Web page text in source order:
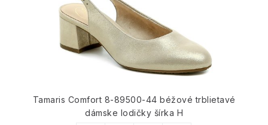
Tamaris Comfort 8-89500-44 béžové trblietavé
dámske lodičky šírka H